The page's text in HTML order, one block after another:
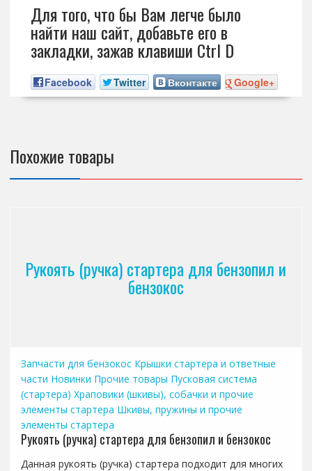
Для того, что бы Вам легче было
найти наш сайт, добавьте его в
закладки, зажав клавиши Ctrl D
Facebook Twitter Вконтакте Google+
Похожие товары
Рукоять (ручка) стартера для бензопил и
бензокос
Запчасти для бензокос Крышки стартера и ответные
части Новинки Прочие товары Пусковая система
(стартера) Храповики (шкивы), собачки и прочие
элементы стартера Шкивы, пружины и прочие
элементы стартера
Рукоять (ручка) стартера для бензопил и бензокос
Данная рукоять (ручка) стартера подходит для многих